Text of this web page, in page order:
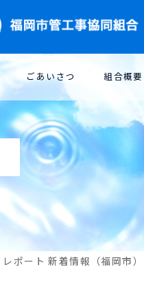
ごあいさつ 組合概要
レポート 新着情報（福岡市）